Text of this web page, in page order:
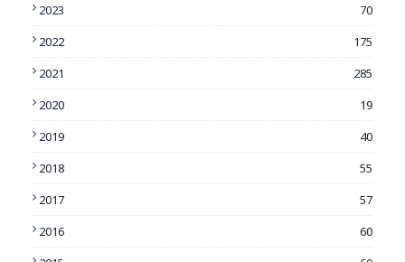
2023
70
2022
175
2021
285
2020
19
2019
40
2018
55
2017
57
2016
60